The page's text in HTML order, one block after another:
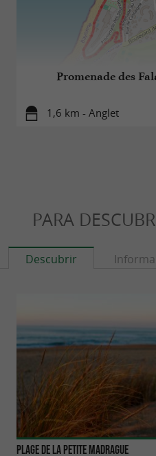
Promenade des
1,6 km - Anglet
PARA
Descubrir
Plage de la petite Madrague